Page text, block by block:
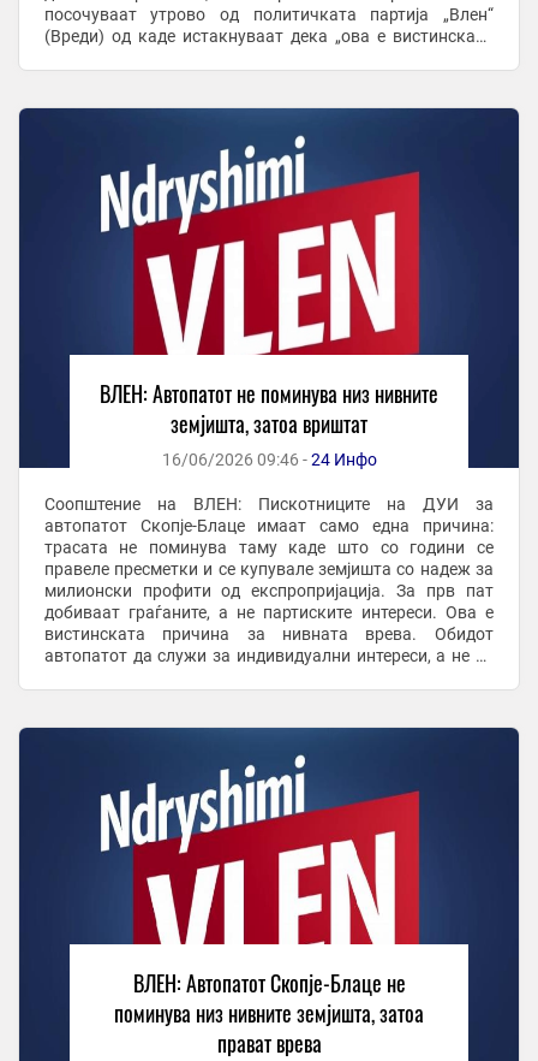
посочуваат утрово од политичката партија „Влен“
(Вреди) од каде истакнуваат дека „ова е вистинската
ВЛЕН: Автопатот не поминува низ нивните
земјишта, затоа вриштат
16/06/2026 09:46 -24 Инфо
Соопштение на ВЛЕН: Пискотниците на ДУИ за
автопатот Скопје-Блаце имаат само една причина:
трасата не поминува таму каде што со години се
правеле пресметки и се купувале земјишта со надеж за
милионски профити од експропријација. За прв пат
добиваат граѓаните, а не партиските интереси. Ова е
вистинската причина за нивната врева. Обидот
автопатот да служи за индивидуални интереси, а не за
ВЛЕН: Автопатот Скопје-Блаце не
поминува низ нивните земјишта, затоа
прават врева